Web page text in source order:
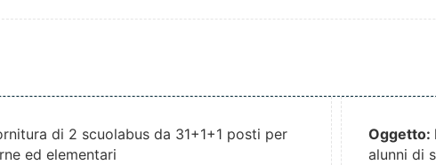
di 2 scuolabus da 31+1+1 posti per
ed elementari
Oggetto:
alunni di